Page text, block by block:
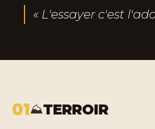
« L'essayer c'est
01⛰️TERROIR